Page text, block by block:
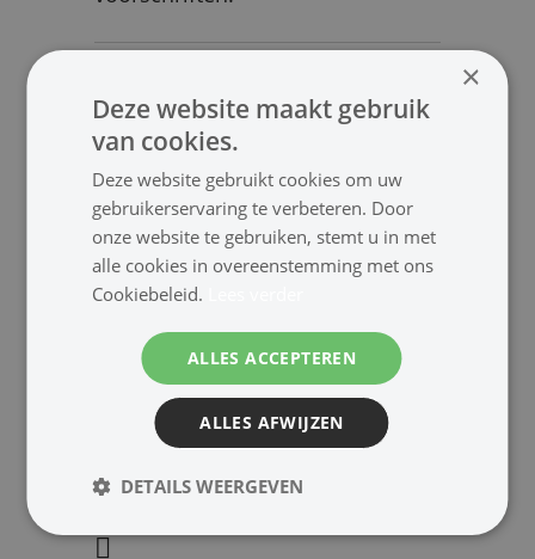
info@cjonline.nl
0778511286
Start gesprek in
WhatsApp
Gratis verzending NL vanaf
€60,-
Retourrecht informatie
Levertijden
×
Deze website maakt gebruik
van cookies.
Deze website gebruikt cookies om uw
gebruikerservaring te verbeteren. Door
onze website te gebruiken, stemt u in met
alle cookies in overeenstemming met ons
Cookiebeleid.
ALLES ACCEPTEREN
ALLES AFWIJZEN
DETAILS WEERGEVEN